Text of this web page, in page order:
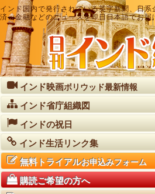
インド国内で発行されている英字新聞、日
済・金融などのニュースを即日日本語でお届
インド映画ボリウッド最新情報
インド省庁組織図
インドの祝日
インド生活リンク集
無料トライアルお申込みフォーム
購読ご希望の方へ